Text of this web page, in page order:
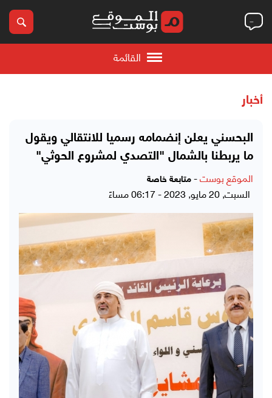
القائمة
أخبار
البحسني يعلن إنضمامه رسميا للانتقالي ويقول
ما يربطنا بالشمال "التصدي لمشروع الحوثي"
الموقع بوست- متابعة خاصة
السبت, 20 مايو, 2023 - 06:17 مساءً